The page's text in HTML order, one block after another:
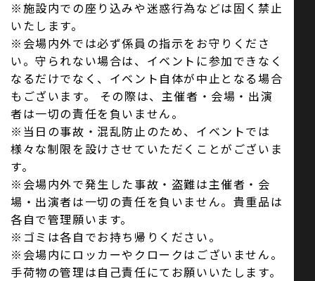
※施設内での座り込みや迷惑行為などは固く禁止
いたします。
※会場内外では必ず係員の指示をお守りくださ
い。守られない場合は、イベントに参加できなく
なるだけでなく、イベント自体が中止となる場合
もございます。 その際は、主催者・会場・出演
者は一切の責任を負いません。
※当日の事故・混乱防止のため、イベントでは
様々な制限を設けさせていただくことがございま
す。
※会場内外で発生した事故・盗難は主催者・会
場・出演者は一切の責任を負いません。貴重品は
各自で管理願います。
※ゴミは各自でお持ち帰りください。
※会場内にロッカーやクロークはございません。
手荷物の管理は自己責任にてお願いいたします。